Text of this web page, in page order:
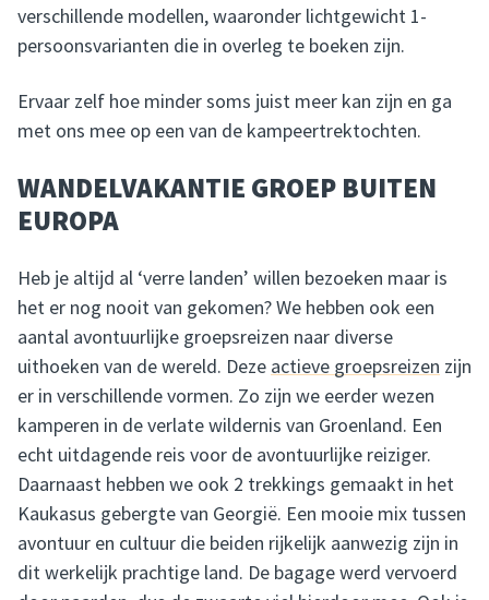
verschillende modellen, waaronder lichtgewicht 1-
persoonsvarianten die in overleg te boeken zijn.
Ervaar zelf hoe minder soms juist meer kan zijn en ga
met ons mee op een van de kampeertrektochten.
WANDELVAKANTIE GROEP BUITEN
EUROPA
Heb je altijd al ‘verre landen’ willen bezoeken maar is
het er nog nooit van gekomen? We hebben ook een
aantal avontuurlijke groepsreizen naar diverse
uithoeken van de wereld. Deze actieve groepsreizen zijn
er in verschillende vormen. Zo zijn we eerder wezen
kamperen in de verlate wildernis van Groenland. Een
echt uitdagende reis voor de avontuurlijke reiziger.
Daarnaast hebben we ook 2 trekkings gemaakt in het
Kaukasus gebergte van Georgië. Een mooie mix tussen
avontuur en cultuur die beiden rijkelijk aanwezig zijn in
dit werkelijk prachtige land. De bagage werd vervoerd